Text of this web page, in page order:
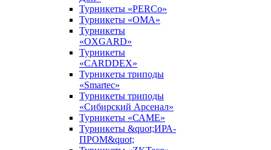
Турникеты «PERCo»
Турникеты «ОМА»
Турникеты
«OXGARD»
Турникеты
«CARDDEX»
Турникеты триподы
«Smartec»
Турникеты триподы
«Сибирский Арсенал»
Турникеты «САМЕ»
Турникеты &quot;ИРА-
ПРОМ&quot;